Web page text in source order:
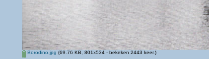
Borodino.jpg (69.76 KB, 801x534 - bekeken 2443 keer.)